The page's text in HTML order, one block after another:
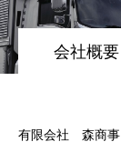
会社概要
有限会社 森商事